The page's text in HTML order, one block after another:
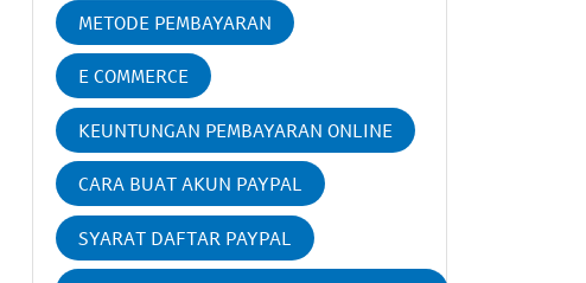
METODE PEMBAYARAN
E COMMERCE
KEUNTUNGAN PEMBAYARAN ONLINE
CARA BUAT AKUN PAYPAL
SYARAT DAFTAR PAYPAL